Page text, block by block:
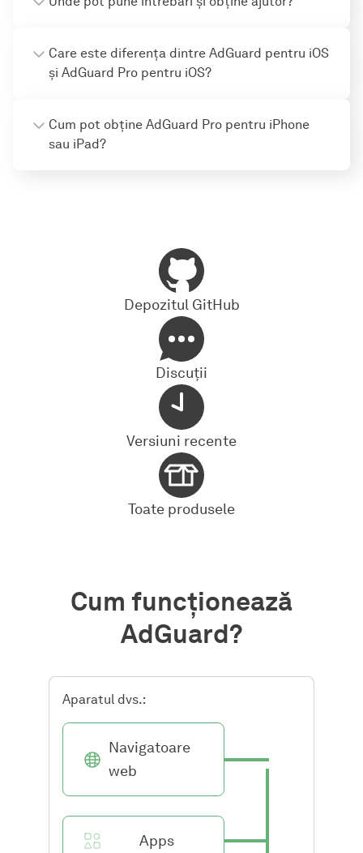
Care este diferența dintre AdGuard pentru iOS
și AdGuard Pro pentru iOS?
Cum pot obține AdGuard Pro pentru iPhone
sau iPad?
Depozitul GitHub
Discuții
Versiuni recente
Toate produsele
Cum funcționează
AdGuard?
Aparatul dvs.:
Navigatoare
web
Apps